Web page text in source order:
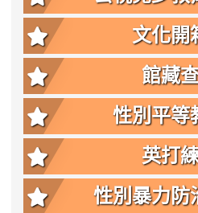
文化開
館藏
性別平等
英打
性別暴力防